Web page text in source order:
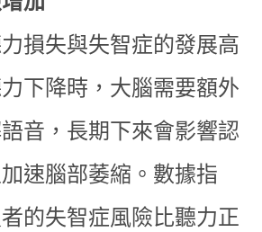
損失與失智症的發展高
下降時，大腦需要額外
音，長期下來會影響認
速腦部萎縮。數據指
的失智症風險比聽力正